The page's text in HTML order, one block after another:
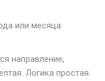
или месяца
направление,
Логика простая.